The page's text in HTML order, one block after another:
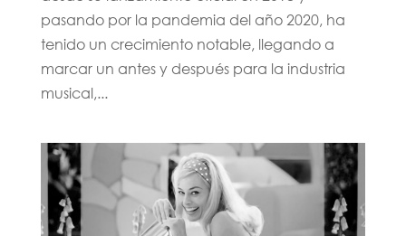
pasando por la pandemia del año 2020, ha
tenido un crecimiento notable, llegando a
marcar un antes y después para la industria
musical,...